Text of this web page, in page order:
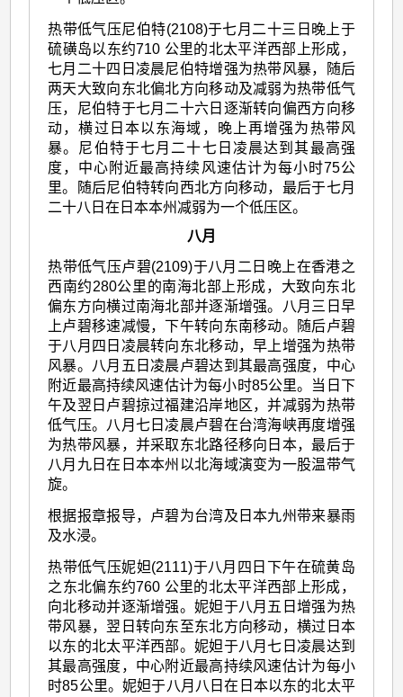
热带低气压尼伯特(2108)于七月二十三日晚上于
硫磺岛以东约710 公里的北太平洋西部上形成，
七月二十四日凌晨尼伯特增强为热带风暴，随后
两天大致向东北偏北方向移动及减弱为热带低气
压，尼伯特于七月二十六日逐渐转向偏西方向移
动，横过日本以东海域，晚上再增强为热带风
暴。尼伯特于七月二十七日凌晨达到其最高强
度，中心附近最高持续风速估计为每小时75公
里。随后尼伯特转向西北方向移动，最后于七月
二十八日在日本本州减弱为一个低压区。
八月
热带低气压卢碧(2109)于八月二日晚上在香港之
西南约280公里的南海北部上形成，大致向东北
偏东方向横过南海北部并逐渐增强。八月三日早
上卢碧移速减慢，下午转向东南移动。随后卢碧
于八月四日凌晨转向东北移动，早上增强为热带
风暴。八月五日凌晨卢碧达到其最高强度，中心
附近最高持续风速估计为每小时85公里。当日下
午及翌日卢碧掠过福建沿岸地区，并减弱为热带
低气压。八月七日凌晨卢碧在台湾海峡再度增强
为热带风暴，并采取东北路径移向日本，最后于
八月九日在日本本州以北海域演变为一股温带气
旋。
根据报章报导，卢碧为台湾及日本九州带来暴雨
及水浸。
热带低气压妮妲(2111)于八月四日下午在硫黄岛
之东北偏东约760 公里的北太平洋西部上形成，
向北移动并逐渐增强。妮妲于八月五日增强为热
带风暴，翌日转向东至东北方向移动，横过日本
以东的北太平洋西部。妮妲于八月七日凌晨达到
其最高强度，中心附近最高持续风速估计为每小
时85公里。妮妲于八月八日在日本以东的北太平